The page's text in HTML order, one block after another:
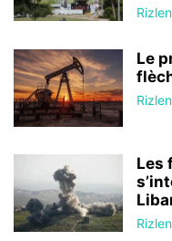
Le
Les